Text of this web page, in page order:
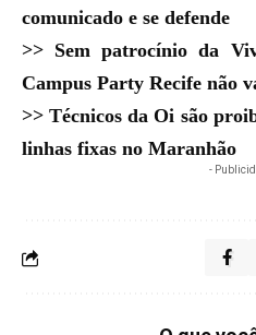
comunicado e se defende
>> Sem patrocínio da
Campus Party Recife não
>>Técnicos da Oi são
linhas fixas no Maranhão
-